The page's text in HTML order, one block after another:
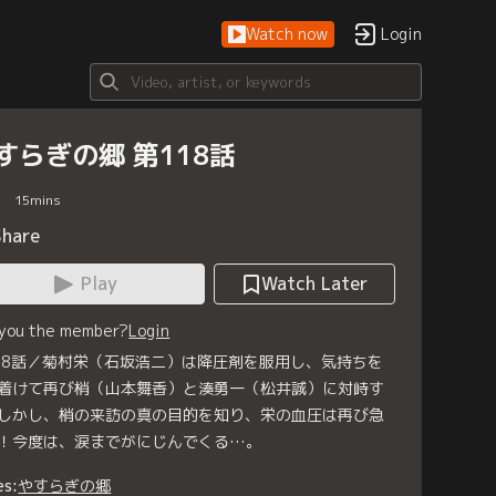
Watch now Login
らぎの郷 第118話
15mins
Play
Watch Later
the member?Login
話／菊村栄（石坂浩二）は降圧剤を服用し、気持ちを
けて再び梢（山本舞香）と湊勇一（松井誠）に対峙す
かし、梢の来訪の真の目的を知り、栄の血圧は再び急
今度は、涙までがにじんでくる…。
やすらぎの郷